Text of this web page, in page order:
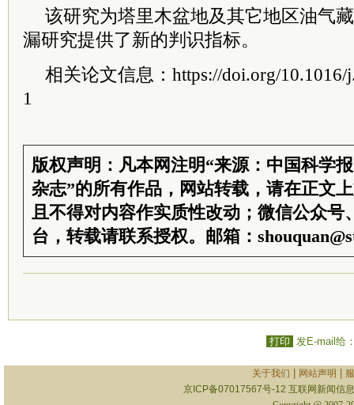
该研究为塔里木盆地及其它地区油气
漏研究提供了新的判识指标。
相关论文信息：https://doi.org/10.1016/
1
版权声明：凡本网注明“来源：中国科学
杂志”的所有作品，网站转载，请在正文
且不得对内容作实质性改动；微信公众号
台，转载请联系授权。邮箱：
打印 发E-mail给
关于我们 网站声明
京ICP备07017567号-12 互联网新闻信